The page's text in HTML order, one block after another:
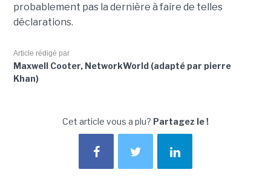
probablement pas la dernière à faire de telles
déclarations.
Article rédigé par
Maxwell Cooter, NetworkWorld (adapté par pierre
Khan)
Cet article vous a plu? Partagez le !